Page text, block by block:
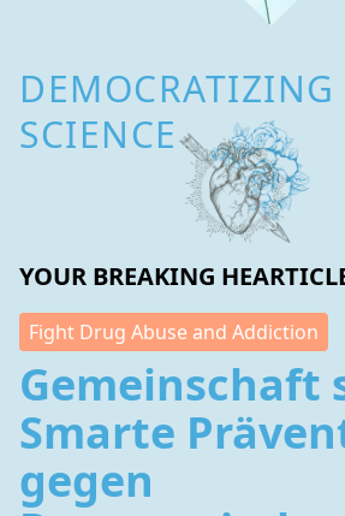
DEMOCRATIZING
SCIENCE
YOUR BREAKING
Fight Drug Abuse and Addiction
Gemeinschaft
Smarte
gegen